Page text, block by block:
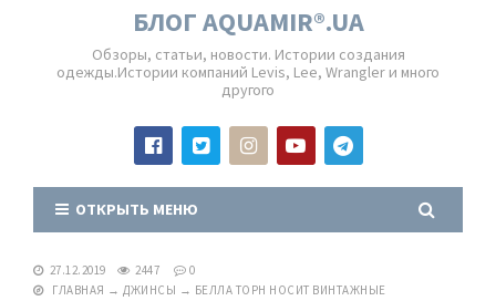
БЛОГ AQUAMIR®.UA
Обзоры, статьи, новости. Истории создания
одежды.Истории компаний Levis, Lee, Wrangler и много
другого
ОТКРЫТЬ МЕНЮ
27.12.2019 2447
0
ГЛАВНАЯ → ДЖИНСЫ → БЕЛЛА ТОРН НОСИТ ВИНТАЖНЫЕ